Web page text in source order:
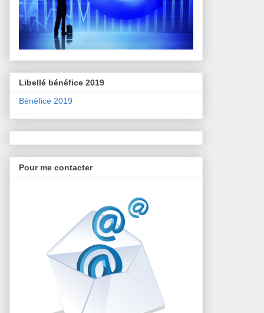
Libellé bénéfice 2019
Bénéfice 2019
Pour me contacter